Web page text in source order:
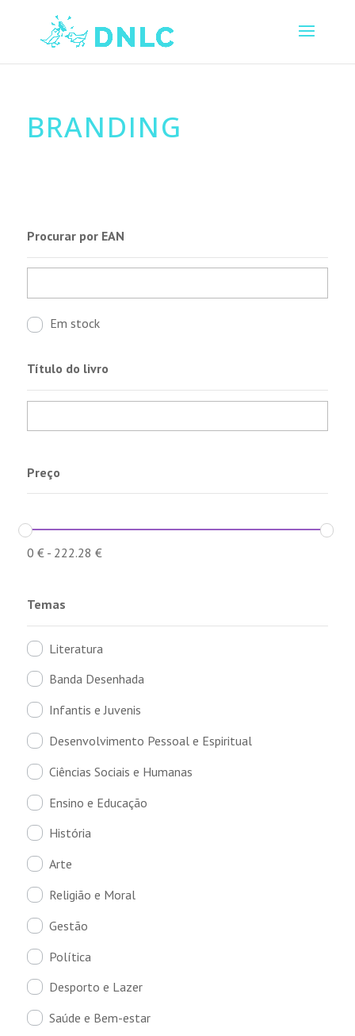
BRANDING
Procurar por EAN
Em stock
Título do livro
Preço
0 €- 222.28 €
Temas
Literatura
Banda Desenhada
Infantis e Juvenis
Desenvolvimento Pessoal e Espiritual
Ciências Sociais e Humanas
Ensino e Educação
História
Arte
Religião e Moral
Gestão
Política
Desporto e Lazer
Saúde e Bem-estar